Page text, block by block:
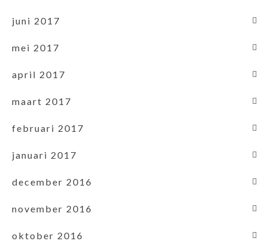
juni 2017
mei 2017
april 2017
maart 2017
februari 2017
januari 2017
december 2016
november 2016
oktober 2016